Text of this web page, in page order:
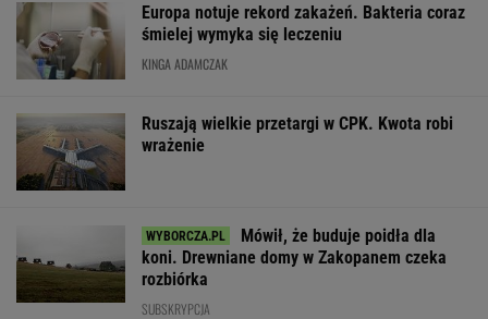
Europa notuje rekord zakażeń. Bakteria coraz
śmielej wymyka się leczeniu
KINGA ADAMCZAK
Ruszają wielkie przetargi w CPK. Kwota robi
wrażenie
Mówił, że buduje poidła dla
koni. Drewniane domy w Zakopanem czeka
rozbiórka
SUBSKRYPCJA